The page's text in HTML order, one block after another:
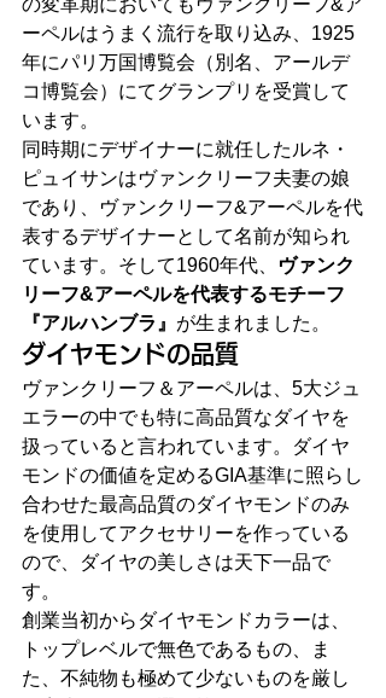
の変革期においてもヴァンクリーフ&ア
ーペルはうまく流行を取り込み、1925
年にパリ万国博覧会（別名、アールデ
コ博覧会）にてグランプリを受賞して
います。
同時期にデザイナーに就任したルネ・
ピュイサンはヴァンクリーフ夫妻の娘
であり、ヴァンクリーフ&アーペルを代
表するデザイナーとして名前が知られ
ています。そして1960年代、
ヴァンク
リーフ&アーペルを代表するモチーフ
『アルハンブラ』 が生まれました。
ダイヤモンドの品質
ヴァンクリーフ＆アーペルは、5大ジュ
エラーの中でも特に高品質なダイヤを
扱っていると言われています。ダイヤ
モンドの価値を定めるGIA基準に照らし
合わせた最高品質のダイヤモンドのみ
を使用してアクセサリーを作っている
ので、ダイヤの美しさは天下一品で
す。
創業当初からダイヤモンドカラーは、
トップレベルで無色であるもの、ま
た、不純物も極めて少ないものを厳し